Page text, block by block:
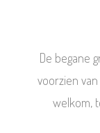
De begane
voorzien
welkom,